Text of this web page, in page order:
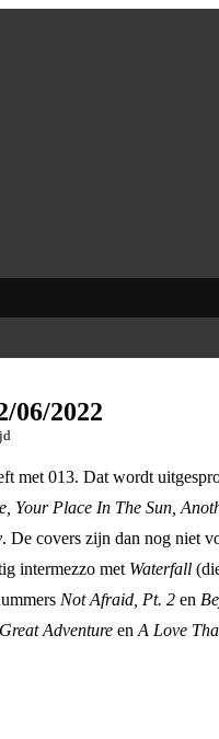
06/2022
met 013. Dat wordt
Your Place In The Sun,
. De covers zijn dan nog niet
intermezzo met Waterfall
Not Afraid, Pt. 2 en
Adventure en A Love